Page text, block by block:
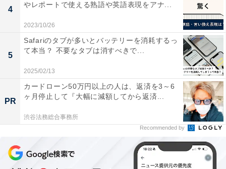
＞次ページ：早慶「就職力が高そうな学部」、全ランキ
ング結果
この記事の筆者：小寺 良二 プロフィール
ライフキャリアコンサルタント。アメリカの大学を卒業
後、アクセンチュアを経てリクルートに入社し企業の採
用・人材育成に携わる。2009年に独立後は、若者のキャ
リア支援の専門家として、大学の教員やキャリアカウン
セラーに向けた研修、企業・官公庁のプロジェクト支援
4
やレポートで使える熟語や英語表現をアナ...
2023/10/26
5
Safariのタブが多いとバッテリーを消耗するっ
て本当？ 不要なタブは消すべきで...
2025/02/13
PR
カードローン50万円以上の人は、返済を3～6
ヶ月停止して『大幅に減額してから返済...
渋谷法務総合事務所
Recommended by